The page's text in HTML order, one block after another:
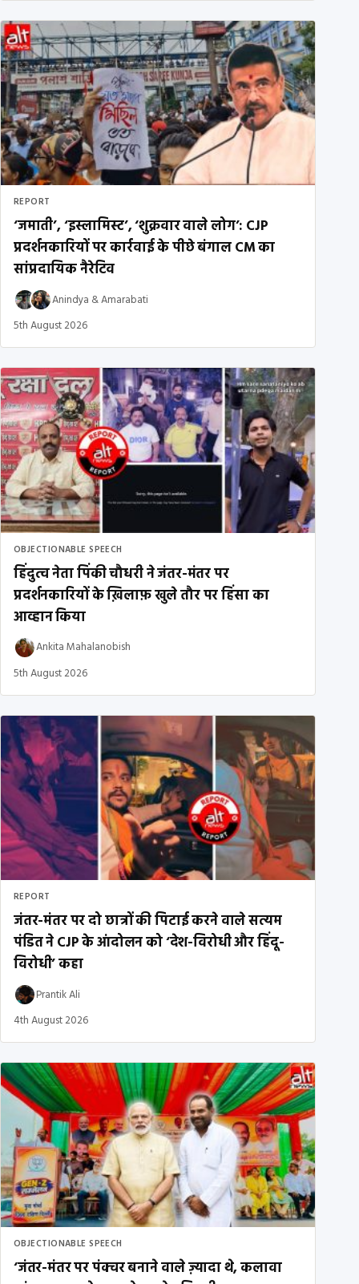
REPORT
‘जमाती’, ‘इस्लामिस्ट’, ‘शुक्रवार वाले लोग’: CJP
प्रदर्शनकारियों पर कार्रवाई के पीछे बंगाल CM का
सांप्रदायिक नैरेटिव
Anindya &Amarabati
5th August 2026
OBJECTIONABLE SPEECH
हिंदुत्व नेता पिंकी चौधरी ने जंतर-मंतर पर
प्रदर्शनकारियों के ख़िलाफ़ खुले तौर पर हिंसा का
आव्हान किया
Ankita Mahalanobish
5th August 2026
REPORT
जंतर-मंतर पर दो छात्रों की पिटाई करने वाले सत्यम
पंडित ने CJP के आंदोलन को ‘देश-विरोधी और हिंदू-
विरोधी’ कहा
Prantik Ali
4th August 2026
OBJECTIONABLE SPEECH
‘जंतर-मंतर पर पंक्चर बनाने वाले ज़्यादा थे, कलावा